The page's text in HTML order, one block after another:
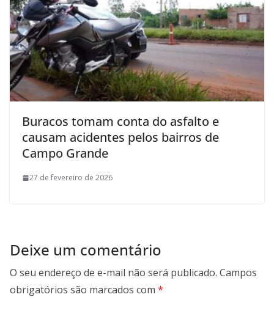
Buracos tomam conta do asfalto e
causam acidentes pelos bairros de
Campo Grande
27 de fevereiro de 2026
Deixe um comentário
O seu endereço de e-mail não será publicado. Campos
obrigatórios são marcados com *